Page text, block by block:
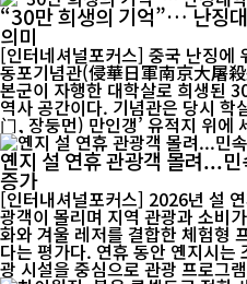
“30만 희생의 기억”… 난징
의미
[인터네셔널포커스] 중국 난징에
동포기념관(侵華日軍南京大屠
본군이 자행한 대학살로 희생된
역사 공간이다. 기념관은 당시 학
门, 장둥먼) 만인갱’ 유적지 위에
옌지 설 연휴 관광객 몰려...
증가
[인터내셔널포커스] 2026년 설
광객이 몰리며 지역 관광과 소비
화와 겨울 레저를 결합한 체험형
다는 평가다. 연휴 동안 옌지시는 조선족 민속 체험과 공연, 겨울 관
광 시설을 중심으로 관광 프로그